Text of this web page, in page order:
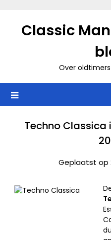
Classic
Over
Techno Classica
Geplaatst op